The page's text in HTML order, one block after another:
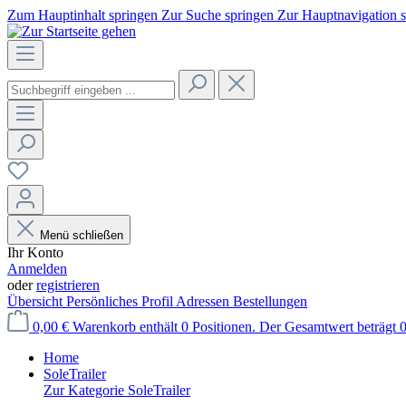
Zum Hauptinhalt springen Zur Suche springen Zur Hauptnavigation
Menü schließen
Ihr Konto
Anmelden
oderregistrieren
Übersicht Persönliches Profil Adressen Bestellungen
0,00 € Warenkorb enthält 0 Positionen. Der Gesamtwert beträgt
Home
SoleTrailer
Zur Kategorie SoleTrailer